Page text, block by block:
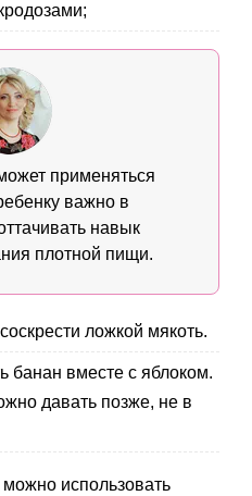
применяться
важно в
навык
плотной пищи.
ложкой мякоть.
банан вместе с яблоком.
давать позже, не в
использовать